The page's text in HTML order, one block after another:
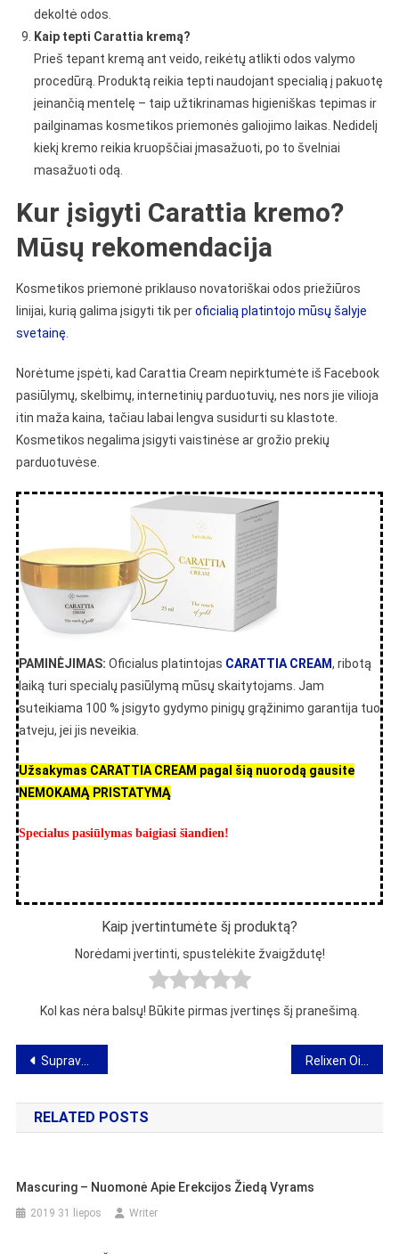
dekoltė odos.
Kaip tepti Carattia kremą?
Prieš tepant kremą ant veido, reikėtų atlikti odos valymo
procedūrą. Produktą reikia tepti naudojant specialią į pakuotę
įeinančią mentelę – taip užtikrinamas higieniškas tepimas ir
pailginamas kosmetikos priemonės galiojimo laikas. Nedidelį
kiekį kremo reikia kruopščiai įmasažuoti, po to švelniai
masažuoti odą.
Kur įsigyti Carattia kremo?
Mūsų rekomendacija
Kosmetikos priemonė priklauso novatoriškai odos priežiūros
linijai, kurią galima įsigyti tik peroficialią platintojo mūsų šalyje
svetainę
Norėtume įspėti, kad Carattia Cream nepirktumėte iš Facebook
pasiūlymų, skelbimų, internetinių parduotuvių, nes nors jie vilioja
itin maža kaina, tačiau labai lengva susidurti su klastote.
Kosmetikos negalima įsigyti vaistinėse ar grožio prekių
parduotuvėse.
PAMINĖJIMAS: Oficialus platintojas CARATTIA CREAM, ribotą
laiką turi specialų pasiūlymą mūsų skaitytojams. Jam
suteikiama 100 % įsigyto gydymo pinigų grąžinimo garantija tuo
atveju, jei jis neveikia.
Užsakymas CARATTIA CREAM pagal šią nuorodą gausite
NEMOKAMĄ PRISTATYMĄ
Specialus pasiūlymas baigiasi šiandien!
.
Kaip įvertintumėte šį produktą?
Norėdami įvertinti, spustelėkite žvaigždutę!
Kol kas nėra balsų! Būkite pirmas įvertinęs šį pranešimą.
Navigacija
tarp
įrašų
Supravenic – nuomonė apie kraujotaką gerinantį preparatą
RELATED POSTS
Mascuring – Nuomonė Apie Erekcijos Žiedą Vyrams
2019 31 liepos Writer